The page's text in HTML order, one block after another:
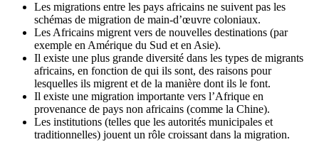
Les migrations entre les pays africains ne suivent pas les
schémas de migration de main-d’œuvre coloniaux.
Les Africains migrent vers de nouvelles destinations (par
exemple en Amérique du Sud et en Asie).
Il existe une plus grande diversité dans les types de migrants
africains, en fonction de qui ils sont, des raisons pour
lesquelles ils migrent et de la manière dont ils le font.
Il existe une migration importante vers l’Afrique en
provenance de pays non africains (comme la Chine).
Les institutions (telles que les autorités municipales et
traditionnelles) jouent un rôle croissant dans la migration.